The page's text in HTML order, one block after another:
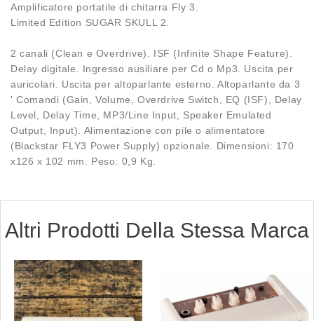
Amplificatore portatile di chitarra Fly 3.
Limited Edition SUGAR SKULL 2.
2 canali (Clean e Overdrive). ISF (Infinite Shape Feature).
Delay digitale. Ingresso ausiliare per Cd o Mp3. Uscita per
auricolari. Uscita per altoparlante esterno. Altoparlante da 3
' Comandi (Gain, Volume, Overdrive Switch, EQ (ISF), Delay
Level, Delay Time, MP3/Line Input, Speaker Emulated
Output, Input). Alimentazione con pile o alimentatore
(Blackstar FLY3 Power Supply) opzionale. Dimensioni: 170
x126 x 102 mm. Peso: 0,9 Kg.
Altri Prodotti Della Stessa Marca